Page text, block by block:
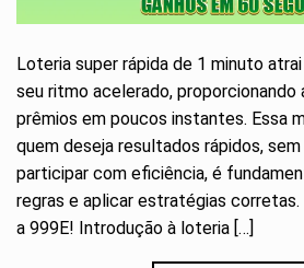
Loteria super rápida de 1 minuto
seu ritmo acelerado, proporcionando
prêmios em poucos instantes. Essa
quem deseja resultados rápidos,
participar com eficiência, é
regras e aplicar estratégias
a 999E! Introdução à loteria […]